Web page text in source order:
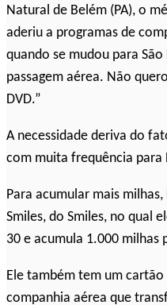
Natural de Belém (PA), o
aderiu a programas de
quando se mudou para
passagem aérea. Não
DVD.”
A necessidade deriva do
com muita frequência para
Para acumular mais
Smiles, do Smiles, no qual
30 e acumula 1.000 milhas
Ele também tem um
companhia aérea que